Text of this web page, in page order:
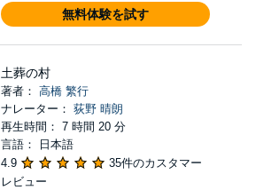
無料体験を試す
土葬の村
著者： 高橋 繁行
ナレーター： 荻野 晴朗
再生時間： 7 時間 20 分
言語： 日本語
4.9
35件のカスタマー
レビュー